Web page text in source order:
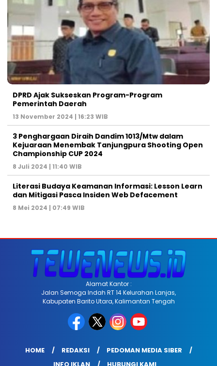
DPRD Ajak Sukseskan Program-Program
Pemerintah Daerah
13 November 2024 | 16:23 WIB
3 Penghargaan Diraih Dandim 1013/Mtw dalam
Kejuaraan Menembak Tanjungpura Shooting Open
Championship CUP 2024
8 Juli 2024 | 11:40 WIB
Literasi Budaya Keamanan Informasi: Lesson Learn
dan Mitigasi Pasca Insiden Web Defacement
8 Mei 2024 | 07:49 WIB
Alamat Kantor :
Jalan Semoga Indah RT 14 Kelurahan Lanjas,
Kabupaten Barito Utara, Kalimantan Tengah
HOME REDAKSI
PEDOMAN MEDIA SIBER